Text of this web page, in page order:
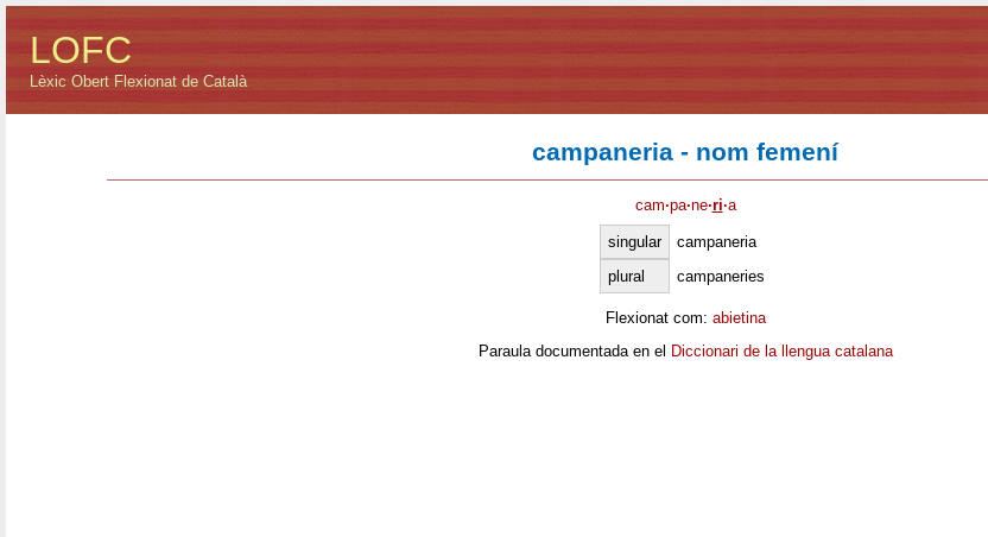
LOFC
Lèxic Obert Flexionat de Català
campaneria - nom femení
cam·pa·ne·ri·a
singular
campaneria
plural
campaneries
Flexionat com: abietina
Paraula documentada en el Diccionari de la llengua catalana